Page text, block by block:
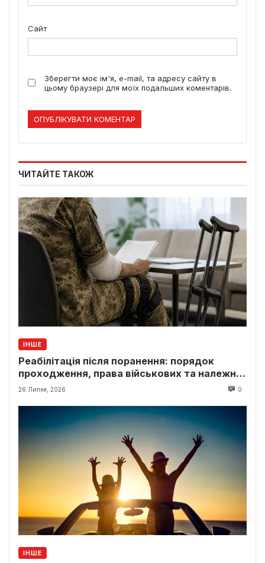
Сайт
Зберегти моє ім'я, e-mail, та адресу сайту в
цьому браузері для моїх подальших коментарів.
ЧИТАЙТЕ ТАКОЖ
ІНШЕ
Реабілітація після поранення: порядок
проходження, права військових та належні
виплати
26 Липня, 2026 0
ІНШЕ